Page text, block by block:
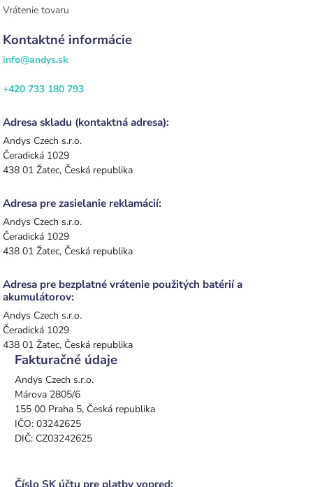
Vrátenie tovaru
Kontaktné informácie
info@andys.sk
+420 733 180 793
Adresa skladu (kontaktná adresa):
Andys Czech s.r.o.
Čeradická 1029
438 01 Žatec, Česká republika
Adresa pre zasielanie reklamácií:
Andys Czech s.r.o.
Čeradická 1029
438 01 Žatec, Česká republika
Adresa pre bezplatné vrátenie použitých batérií a
akumulátorov:
Andys Czech s.r.o.
Čeradická 1029
438 01 Žatec, Česká republika
Fakturačné údaje
Andys Czech s.r.o.
Márova 2805/6
155 00 Praha 5, Česká republika
IČO: 03242625
DIČ: CZ03242625